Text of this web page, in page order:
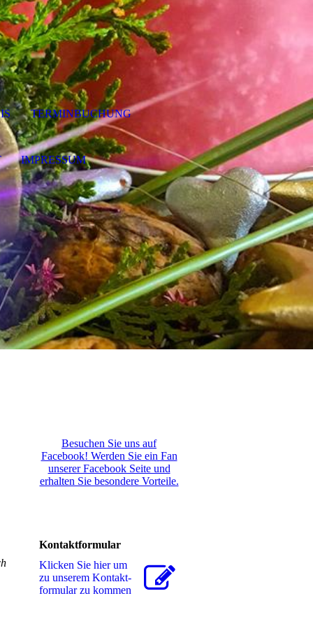
Besuchen Sie uns auf
Facebook! Werden Sie ein Fan
unserer Facebook Seite und
erhalten Sie besondere Vorteile.
Kontaktformular
Klicken Sie hier um
zu unserem Kon­takt­
for­mu­lar zu kommen
TERMINBUCHUNG
IMPRESSUM